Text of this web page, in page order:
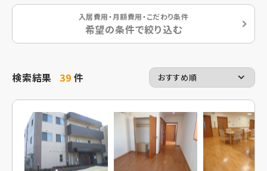
入居費用・月額費用・こだわり条件
希望の条件で絞り込む
検索結果 39件